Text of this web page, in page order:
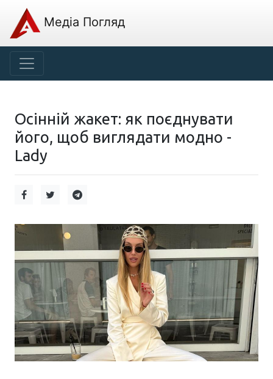
Медіа Погляд
Осінній жакет: як поєднувати
його, щоб виглядати модно -
Lady